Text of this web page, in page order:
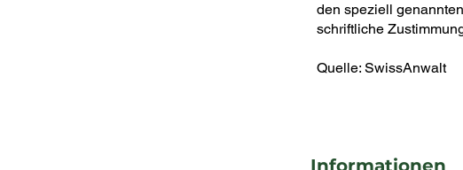
den speziell
schriftliche
Quelle: SwissAnwalt
Informationen